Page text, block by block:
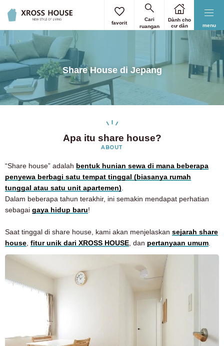
menu
favorit
Cari
ruangan
Dành cho
cư dân
Share House di Jepang
Apa itu share house?
ABOUT
“Share house” adalah bentuk hunian sewa di mana beberapa
penyewa berbagi satu tempat tinggal (biasanya rumah
tunggal atau satu unit apartemen)
Dalam beberapa tahun terakhir, ini semakin mendapat perhatian
sebagai gaya hidup baru!
Saat tinggal di share house, kami akan menjelaskan sejarah share
house fitur unik dari XROSS HOUSE , dan pertanyaan umum